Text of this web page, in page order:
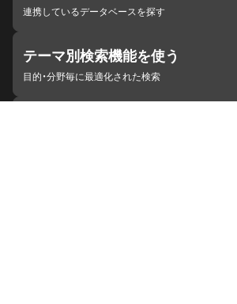
連携しているデータベースを探す
テーマ別検索機能を使う
目的・分野毎に最適化された検索